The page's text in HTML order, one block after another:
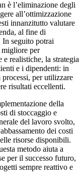
è l’eliminazione degli
all’ottimizzazione
innanzitutto valutare
al fine di
In seguito potrai
migliore per
realistiche, la strategia
e i dipendenti: in
per utilizzare
risultati eccellenti.
della
di stoccaggio e
del lavoro svolto,
dei costi
risorse disponibili.
metodo aiuta a
per il successo futuro,
sempre reattivo e